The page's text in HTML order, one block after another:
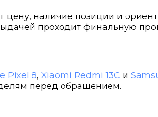
наличие позиции и
проходит финальную
Pixel 8, Xiaomi Redmi 13C и
перед обращением.